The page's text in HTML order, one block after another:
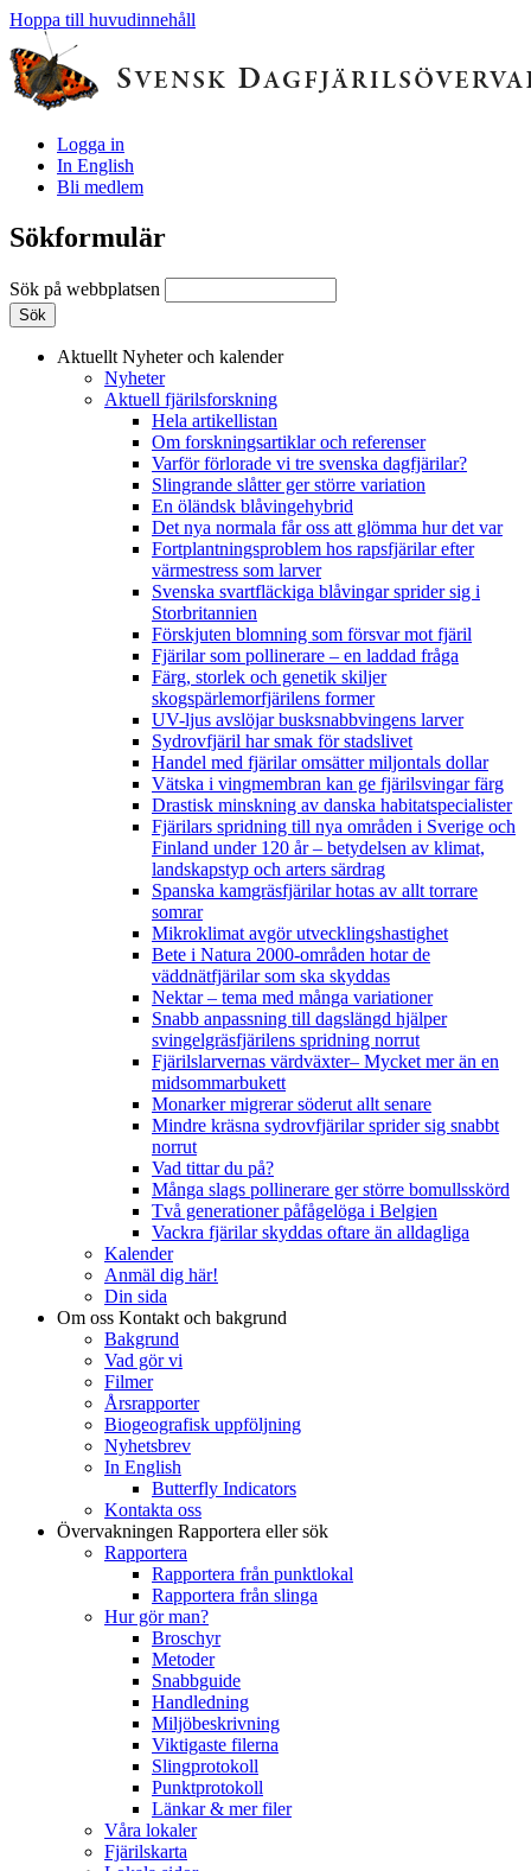
Hoppa till huvudinnehåll
Logga in
In English
Bli medlem
Sökformulär
Sök på webbplatsen
Aktuellt Nyheter och kalender
Nyheter
Aktuell fjärilsforskning
Hela artikellistan
Om forskningsartiklar och referenser
Varför förlorade vi tre svenska dagfjärilar?
Slingrande slåtter ger större variation
En öländsk blåvingehybrid
Det nya normala får oss att glömma hur det var
Fortplantningsproblem hos rapsfjärilar efter
värmestress som larver
Svenska svartfläckiga blåvingar sprider sig i
Storbritannien
Förskjuten blomning som försvar mot fjäril
Fjärilar som pollinerare – en laddad fråga
Färg, storlek och genetik skiljer
skogspärlemorfjärilens former
UV-ljus avslöjar busksnabbvingens larver
Sydrovfjäril har smak för stadslivet
Handel med fjärilar omsätter miljontals dollar
Vätska i vingmembran kan ge fjärilsvingar färg
Drastisk minskning av danska habitatspecialister
Fjärilars spridning till nya områden i Sverige och
Finland under 120 år– betydelsen av klimat,
landskapstyp och arters särdrag
Spanska kamgräsfjärilar hotas av allt torrare
somrar
Mikroklimat avgör utvecklingshastighet
Bete i Natura 2000-områden hotar de
väddnätfjärilar som ska skyddas
Nektar – tema med många variationer
Snabb anpassning till dagslängd hjälper
svingelgräsfjärilens spridning norrut
Fjärilslarvernas värdväxter– Mycket mer än en
midsommarbukett
Monarker migrerar söderut allt senare
Mindre kräsna sydrovfjärilar sprider sig snabbt
norrut
Vad tittar du på?
Många slags pollinerare ger större bomullsskörd
Två generationer påfågelöga i Belgien
Vackra fjärilar skyddas oftare än alldagliga
Kalender
Anmäl dig här!
Din sida
Om oss Kontakt och bakgrund
Bakgrund
Vad gör vi
Filmer
Årsrapporter
Biogeografisk uppföljning
Nyhetsbrev
In English
Butterfly Indicators
Kontakta oss
Övervakningen Rapportera eller sök
Rapportera
Rapportera från punktlokal
Rapportera från slinga
Hur gör man?
Broschyr
Metoder
Snabbguide
Handledning
Miljöbeskrivning
Viktigaste filerna
Slingprotokoll
Punktprotokoll
Länkar & mer filer
Våra lokaler
Fjärilskarta